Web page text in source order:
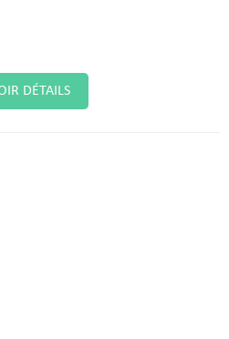
DÉTAILS